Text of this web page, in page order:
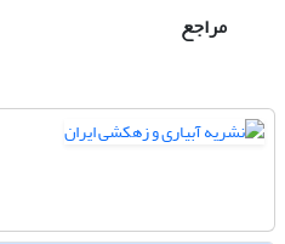
مراجع